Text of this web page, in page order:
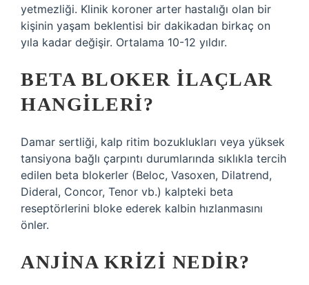
yetmezliği. Klinik koroner arter hastalığı olan bir
kişinin yaşam beklentisi bir dakikadan birkaç on
yıla kadar değişir. Ortalama 10-12 yıldır.
BETA BLOKER ILAÇLAR
HANGILERI?
Damar sertliği, kalp ritim bozuklukları veya yüksek
tansiyona bağlı çarpıntı durumlarında sıklıkla tercih
edilen beta blokerler (Beloc, Vasoxen, Dilatrend,
Dideral, Concor, Tenor vb.) kalpteki beta
reseptörlerini bloke ederek kalbin hızlanmasını
önler.
ANJINA KRIZI NEDIR?